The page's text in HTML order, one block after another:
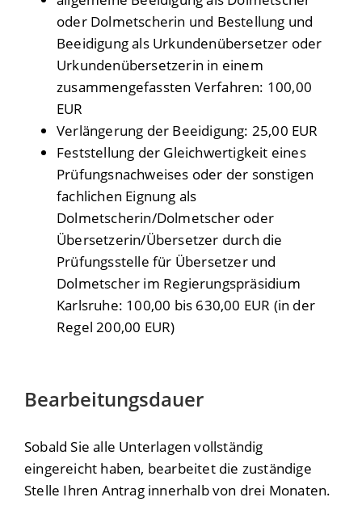
oder Dolmetscherin und Bestellung und
Beeidigung als Urkundenübersetzer oder
Urkundenübersetzerin in einem
zusammengefassten Verfahren: 100,00
EUR
Verlängerung der Beeidigung: 25,00 EUR
Feststellung der Gleichwertigkeit eines
Prüfungsnachweises oder der sonstigen
fachlichen Eignung als
Dolmetscherin/Dolmetscher oder
Übersetzerin/Übersetzer durch die
Prüfungsstelle für Übersetzer und
Dolmetscher im Regierungspräsidium
Karlsruhe: 100,00 bis 630,00 EUR (in der
Regel 200,00 EUR)
Bearbeitungsdauer
Sobald Sie alle Unterlagen vollständig
eingereicht haben, bearbeitet die zuständige
Stelle Ihren Antrag innerhalb von drei Monaten.